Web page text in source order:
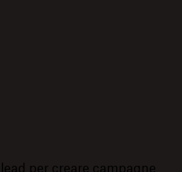
per creare campagne